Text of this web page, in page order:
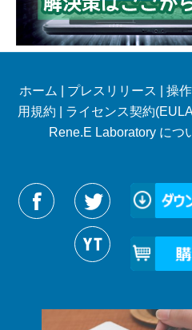
ホーム プレスリリース 操
用規約
ライセンス契約
Rene.E Laboratory につ
Reneelabをフォローする